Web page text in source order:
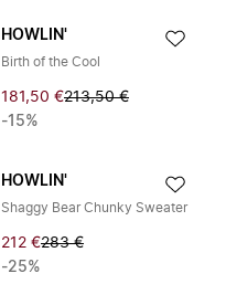
HOWLIN'
Birth of the Cool
181,50 €213,50 €
-15%
HOWLIN'
Shaggy Bear Chunky Sweater
212 €283 €
-25%